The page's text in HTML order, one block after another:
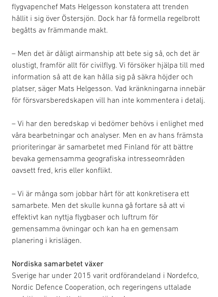
flygvapenchef Mats Helgesson konstatera att trenden
hållit i sig över Östersjön. Dock har få formella regelbrott
begåtts av främmande makt.
– Men det är dåligt airmanship att bete sig så, och det är
olustigt, framför allt för civilflyg. Vi försöker hjälpa till med
information så att de kan hålla sig på säkra höjder och
platser, säger Mats Helgesson. Vad kränkningarna innebär
för försvarsberedskapen vill han inte kommentera i detalj.
– Vi har den beredskap vi bedömer behövs i enlighet med
våra bearbetningar och analyser. Men en av hans främsta
prioriteringar är samarbetet med Finland för att bättre
bevaka gemensamma geografiska intresseområden
oavsett fred, kris eller konflikt.
– Vi är många som jobbar hårt för att konkretisera ett
samarbete. Men det skulle kunna gå fortare så att vi
effektivt kan nyttja flygbaser och luftrum för
gemensamma övningar och kan ha en gemensam
planering i krislägen.
Nordiska samarbetet växer
Sverige har under 2015 varit ordförandeland i Nordefco,
Nordic Defence Cooperation, och regeringens uttalade